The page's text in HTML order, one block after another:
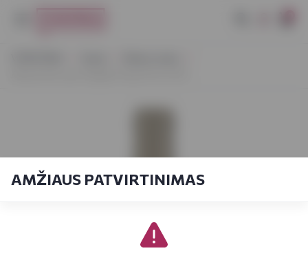
AMŽIAUS PATVIRTINIMAS